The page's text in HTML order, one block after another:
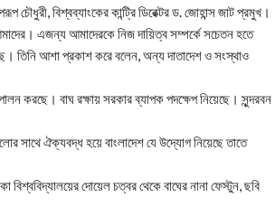
বিশ্বব্যাংকের কান্ট্রি ডিরেক্টর ড. জোহান্স জাট প্রমুখ।
এজন্য আমাদেরকে নিজ দায়িত্ব সম্পর্কে সচেতন হতে
তিনি আশা প্রকাশ করে বলেন, অন্য দাতাদেশ ও সংস্থাও
করছে। বাঘ রক্ষায় সরকার ব্যাপক পদক্ষেপ নিয়েছে। সুন্দরবন
সাথে ঐক্যবদ্ধ হয়ে বাংলাদেশ যে উদ্যোগ নিয়েছে তাতে
দোয়েল চত্বর থেকে বাঘের নানা ফেস্টুন, ছবি